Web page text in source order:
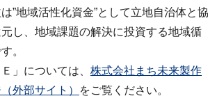
”地域活性化資金”として立地自治体と協
し、地域課題の解決に投資する地域循
。
」については、 株式会社まち未来製作
外部サイト）
をご覧ください。